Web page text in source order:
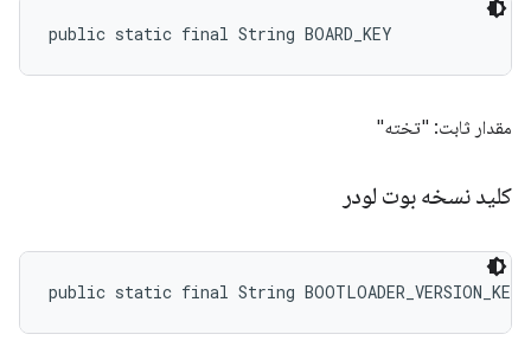
public static final String BOARD_KEY
مقدار ثابت: "تخته"
کلید نسخه بوت لودر
public static final String BOOTLOADER_VERSION_KEY